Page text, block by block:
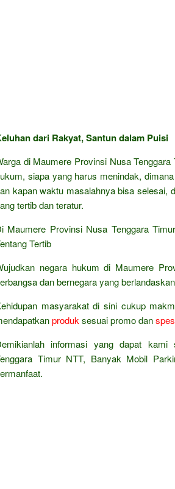
dari Rakyat, Santun dalam Puisi
di Maumere Provinsi Nusa
siapa yang harus menindak,
kapan waktu masalahnya bisa selesai,
tertib dan teratur.
Maumere Provinsi Nusa Tenggara
Tertib
negara hukum di Maumere
dan bernegara yang
masyarakat di sini cukup
produk sesuai promo dan
informasi yang dapat
Timur NTT, Banyak Mobil